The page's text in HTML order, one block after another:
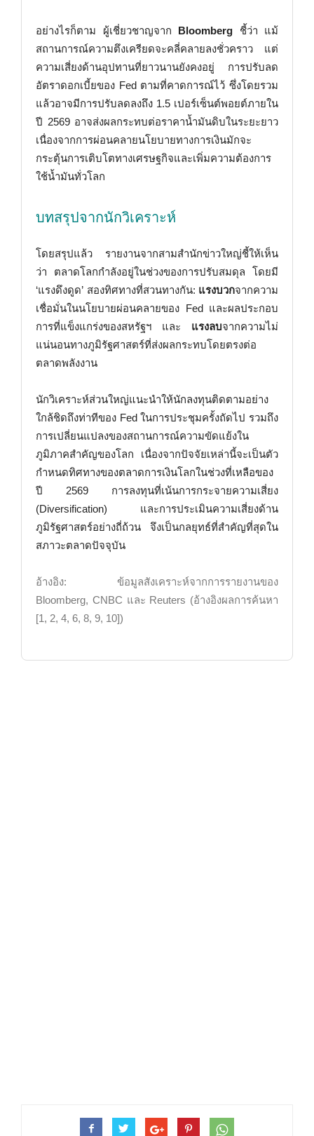
อย่างไรก็ตาม ผู้เชี่ยวชาญจาก Bloomberg ชี้ว่า แม้
สถานการณ์ความตึงเครียดจะคลี่คลายลงชั่วคราว แต่
ความเสี่ยงด้านอุปทานที่ยาวนานยังคงอยู่ การปรับลด
อัตราดอกเบี้ยของ Fed ตามที่คาดการณ์ไว้ ซึ่งโดยรวม
แล้วอาจมีการปรับลดลงถึง 1.5 เปอร์เซ็นต์พอยต์ภายใน
ปี 2569 อาจส่งผลกระทบต่อราคาน้ำมันดิบในระยะยาว
เนื่องจากการผ่อนคลายนโยบายทางการเงินมักจะ
กระตุ้นการเติบโตทางเศรษฐกิจและเพิ่มความต้องการ
ใช้น้ำมันทั่วโลก
บทสรุปจากนักวิเคราะห์
โดยสรุปแล้ว รายงานจากสามสำนักข่าวใหญ่ชี้ให้เห็น
ว่า ตลาดโลกกำลังอยู่ในช่วงของการปรับสมดุล โดยมี
‘แรงดึงดูด’ สองทิศทางที่สวนทางกัน: แรงบวกจากความ
เชื่อมั่นในนโยบายผ่อนคลายของ Fed และผลประกอบ
การที่แข็งแกร่งของสหรัฐฯ และ แรงลบจากความไม่
แน่นอนทางภูมิรัฐศาสตร์ที่ส่งผลกระทบโดยตรงต่อ
ตลาดพลังงาน
นักวิเคราะห์ส่วนใหญ่แนะนำให้นักลงทุนติดตามอย่าง
ใกล้ชิดถึงท่าทีของ Fed ในการประชุมครั้งถัดไป รวมถึง
การเปลี่ยนแปลงของสถานการณ์ความขัดแย้งใน
ภูมิภาคสำคัญของโลก เนื่องจากปัจจัยเหล่านี้จะเป็นตัว
กำหนดทิศทางของตลาดการเงินโลกในช่วงที่เหลือของ
ปี 2569 การลงทุนที่เน้นการกระจายความเสี่ยง
(Diversification) และการประเมินความเสี่ยงด้าน
ภูมิรัฐศาสตร์อย่างถี่ถ้วน จึงเป็นกลยุทธ์ที่สำคัญที่สุดใน
สภาวะตลาดปัจจุบัน
อ้างอิง: ข้อมูลสังเคราะห์จากการรายงานของ
Bloomberg, CNBC และ Reuters (อ้างอิงผลการค้นหา
[1, 2, 4, 6, 8, 9, 10])